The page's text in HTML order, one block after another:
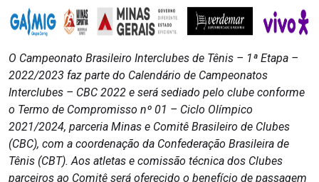
O Campeonato Brasileiro Interclubes de Tênis – 1ª Etapa –
2022/2023 faz parte do Calendário de Campeonatos
Interclubes – CBC 2022 e será sediado pelo clube conforme
o Termo de Compromisso nº 01 – Ciclo Olímpico
2021/2024, parceria Minas e Comitê Brasileiro de Clubes
(CBC), com a coordenação da Confederação Brasileira de
Tênis (CBT). Aos atletas e comissão técnica dos Clubes
parceiros ao Comitê será oferecido o benefício de passagem